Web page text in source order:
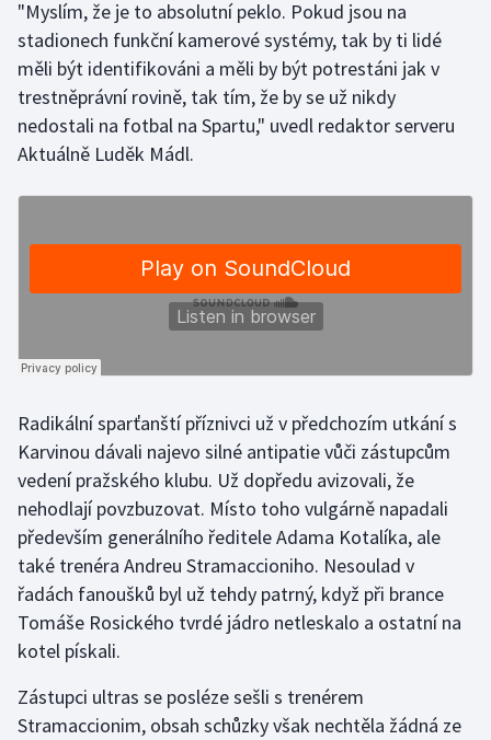
Stolní tenis
Triatlon
Veslování
"Myslím, že je to absolutní peklo. Pokud jsou na
stadionech funkční kamerové systémy, tak by ti lidé
měli být identifikováni a měli by být potrestáni jak v
trestněprávní rovině, tak tím, že by se už nikdy
nedostali na fotbal na Spartu," uvedl redaktor serveru
Aktuálně Luděk Mádl.
Radikální sparťanští příznivci už v předchozím utkání s
Karvinou dávali najevo silné antipatie vůči zástupcům
vedení pražského klubu. Už dopředu avizovali, že
nehodlají povzbuzovat. Místo toho vulgárně napadali
především generálního ředitele Adama Kotalíka, ale
také trenéra Andreu Stramaccioniho. Nesoulad v
řadách fanoušků byl už tehdy patrný, když při brance
Tomáše Rosického tvrdé jádro netleskalo a ostatní na
kotel pískali.
Zástupci ultras se posléze sešli s trenérem
Stramaccionim, obsah schůzky však nechtěla žádná ze